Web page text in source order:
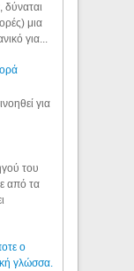
δύναται
μια
για...
για
του
από τα
ο
γλώσσα.